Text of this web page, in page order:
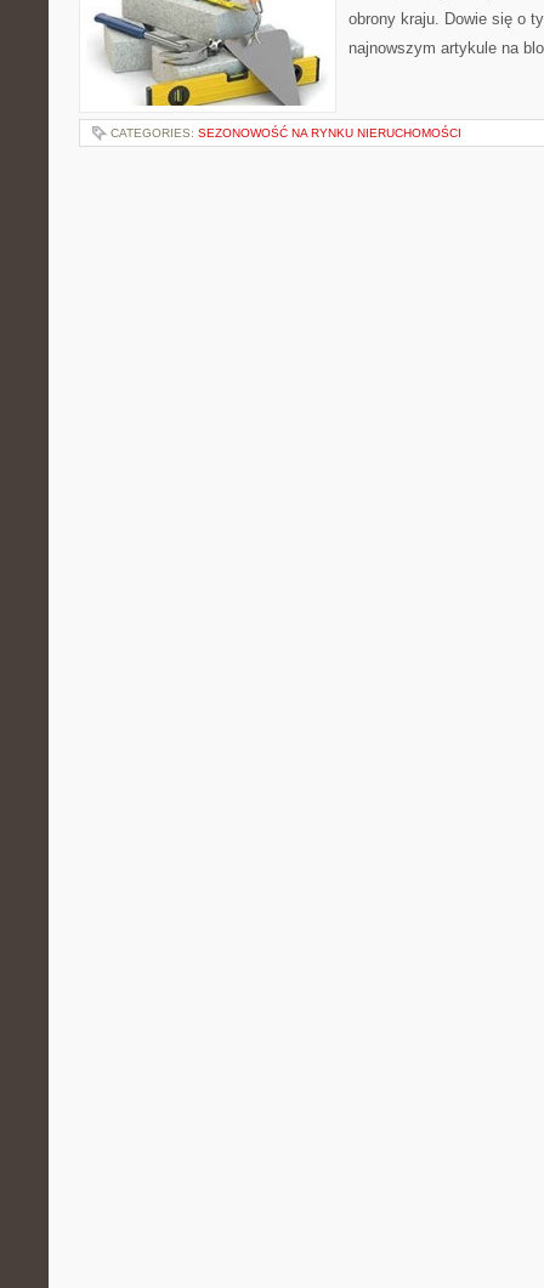
obrony kraju. Dowie się o
najnowszym artykule na
CATEGORIES: SEZONOWOŚĆ NA RYNKU NIERUCHOMOŚCI